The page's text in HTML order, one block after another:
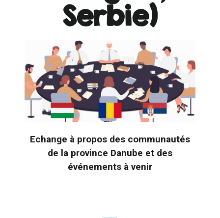
Serbie)
Echange à propos des communautés
de la province Danube et des
événements à venir